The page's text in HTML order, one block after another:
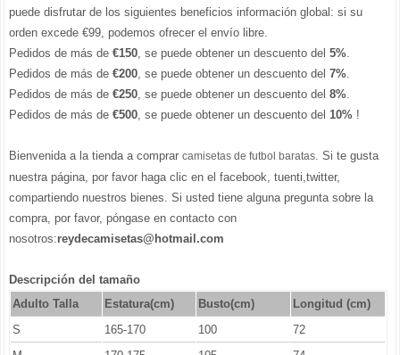
puede disfrutar de los siguientes beneficios información global: si su
orden excede €99, podemos ofrecer el envío libre.
Pedidos de más de €150, se puede obtener un descuento del 5%.
Pedidos de más de €200, se puede obtener un descuento del 7%.
Pedidos de más de €250, se puede obtener un descuento del 8%.
Pedidos de más de €500, se puede obtener un descuento del 10% !
Bienvenida a la tienda a comprar camisetas de futbol baratas. Si te gusta
nuestra página, por favor haga clic en el facebook, tuenti,twitter,
compartiendo nuestros bienes. Si usted tiene alguna pregunta sobre la
compra, por favor, póngase en contacto con
nosotros:reydecamisetas@hotmail.com
Descripción del tamaño
Adulto Talla
Estatura(cm) Busto(cm)
Longitud (cm)
S
165-170 100
72